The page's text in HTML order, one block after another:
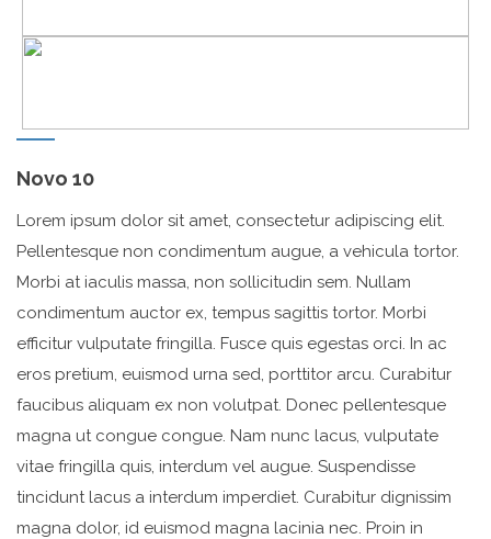
Novo 10
Lorem ipsum dolor sit amet, consectetur adipiscing elit.
Pellentesque non condimentum augue, a vehicula tortor.
Morbi at iaculis massa, non sollicitudin sem. Nullam
condimentum auctor ex, tempus sagittis tortor. Morbi
efficitur vulputate fringilla. Fusce quis egestas orci. In ac
eros pretium, euismod urna sed, porttitor arcu. Curabitur
faucibus aliquam ex non volutpat. Donec pellentesque
magna ut congue congue. Nam nunc lacus, vulputate
vitae fringilla quis, interdum vel augue. Suspendisse
tincidunt lacus a interdum imperdiet. Curabitur dignissim
magna dolor, id euismod magna lacinia nec. Proin in